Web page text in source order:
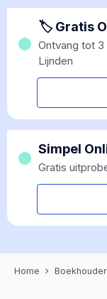
🏷 Gratis
Ontvang tot
Lijnden
Simpel
Gratis
Home